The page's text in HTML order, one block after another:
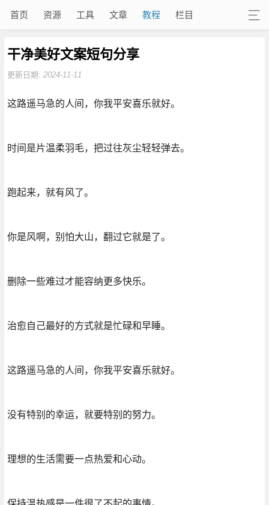
首页 资源 工具 文章 教程 栏目
干净美好文案短句分享
更新日期: 2024-11-11
这路遥马急的人间，你我平安喜乐就好。
时间是片温柔羽毛，把过往灰尘轻轻弹去。
跑起来，就有风了。
你是风啊，别怕大山，翻过它就是了。
删除一些难过才能容纳更多快乐。
治愈自己最好的方式就是忙碌和早睡。
这路遥马急的人间，你我平安喜乐就好。
没有特别的幸运，就要特别的努力。
理想的生活需要一点热爱和心动。